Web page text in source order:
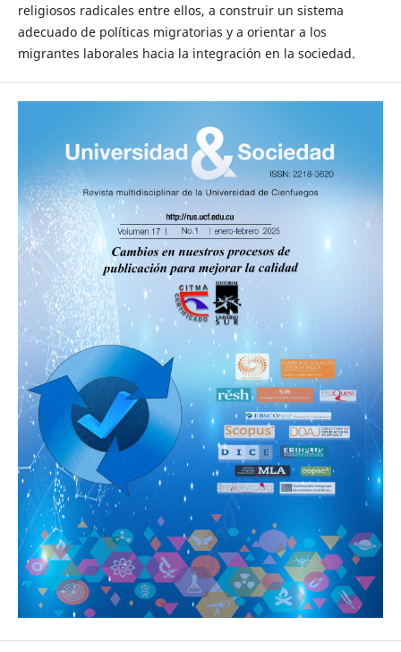
religiosos radicales entre ellos, a construir un sistema
adecuado de políticas migratorias y a orientar a los
migrantes laborales hacia la integración en la sociedad.